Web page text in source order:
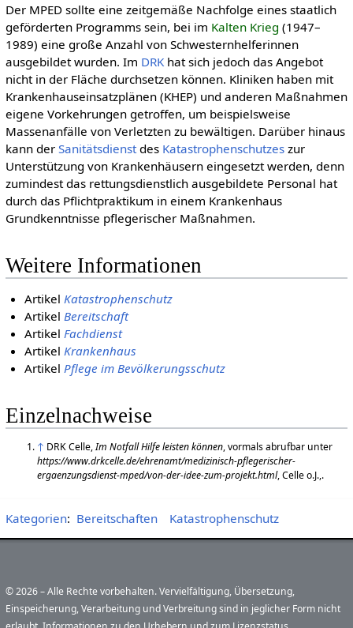
Der MPED sollte eine zeitgemäße Nachfolge eines staatlich
geförderten Programms sein, bei im Kalten Krieg (1947–
1989) eine große Anzahl von Schwesternhelferinnen
ausgebildet wurden. Im DRKhat sich jedoch das Angebot
nicht in der Fläche durchsetzen können. Kliniken haben mit
Krankenhauseinsatzplänen (KHEP) und anderen Maßnahmen
eigene Vorkehrungen getroffen, um beispielsweise
Massenanfälle von Verletzten zu bewältigen. Darüber hinaus
kann der Sanitätsdienstdes Katastrophenschutzeszur
Unterstützung von Krankenhäusern eingesetzt werden, denn
zumindest das rettungsdienstlich ausgebildete Personal hat
durch das Pflichtpraktikum in einem Krankenhaus
Grundkenntnisse pflegerischer Maßnahmen.
Weitere Informationen
Artikel Katastrophenschutz
Artikel Bereitschaft
Artikel Fachdienst
Artikel Krankenhaus
Artikel Pflege im Bevölkerungsschutz
Einzelnachweise
↑ DRK Celle,Im Notfall Hilfe leisten können, vormals abrufbar unter
https://www.drkcelle.de/ehrenamt/medizinisch-pflegerischer-
ergaenzungsdienst-mped/von-der-idee-zum-projekt.html, Celle o.J.,.
Kategorien: Bereitschaften Katastrophenschutz
© 2026 – Alle Rechte vorbehalten. Vervielfältigung, Übersetzung,
Einspeicherung, Verarbeitung und Verbreitung sind in jeglicher Form nicht